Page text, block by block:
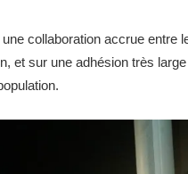
collaboration accrue entre
et sur une adhésion très